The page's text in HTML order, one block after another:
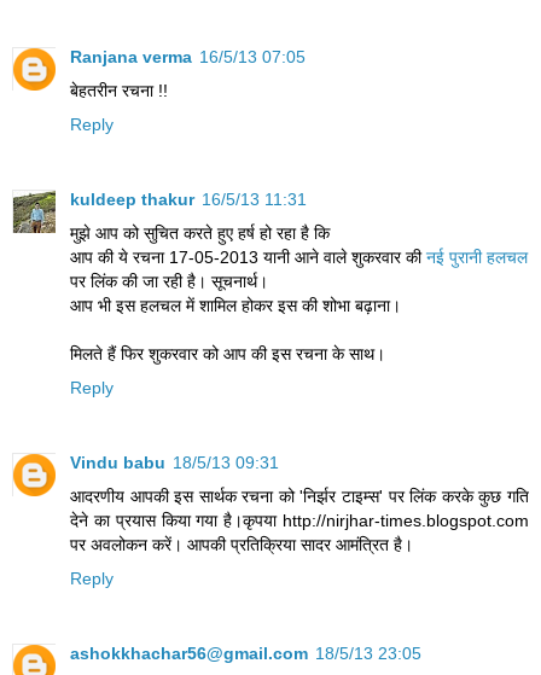
Ranjana verma 16/5/13 07:05
बेहतरीन रचना !!
Reply
kuldeep thakur 16/5/13 11:31
मुझे आप को सुचित करते हुए हर्ष हो रहा है कि
आप की ये रचना 17-05-2013 यानी आने वाले शुकरवार कीनई पुरानी हलचल
पर लिंक की जा रही है। सूचनार्थ।
आप भी इस हलचल में शामिल होकर इस की शोभा बढ़ाना।
मिलते हैं फिर शुकरवार को आप की इस रचना के साथ।
Reply
Vindu babu 18/5/13 09:31
आदरणीय आपकी इस सार्थक रचना को 'निर्झर टाइम्स' पर लिंक करके कुछ गति
देने का प्रयास किया गया है।कृपया http://nirjhar-times.blogspot.com
पर अवलोकन करें। आपकी प्रतिक्रिया सादर आमंत्रित है।
Reply
ashokkhachar56@gmail.com 18/5/13 23:05